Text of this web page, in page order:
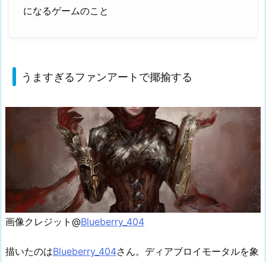
になるゲームのこと
うますぎるファンアートで揶揄する
画像クレジット@Blueberry_404
描いたのはBlueberry_404さん。ディアブロイモータルを象